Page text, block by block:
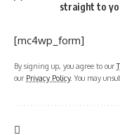
straight to
[mc4wp_form]
By signing up, you agree to our
our Privacy Policy. You may